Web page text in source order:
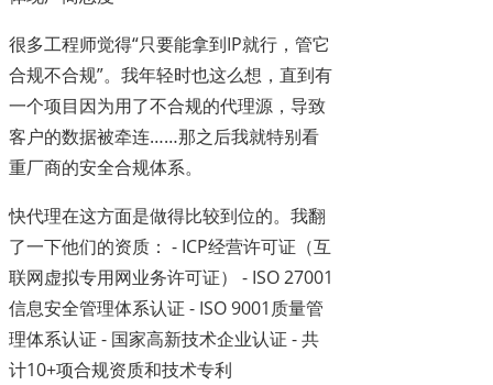
很多工程师觉得“只要能拿到IP就行，管它
合规不合规”。我年轻时也这么想，直到有
一个项目因为用了不合规的代理源，导致
客户的数据被牵连……那之后我就特别看
重厂商的安全合规体系。
快代理在这方面是做得比较到位的。我翻
了一下他们的资质： - ICP经营许可证（互
联网虚拟专用网业务许可证） - ISO 27001
信息安全管理体系认证 - ISO 9001质量管
理体系认证 - 国家高新技术企业认证 - 共
计10+项合规资质和技术专利